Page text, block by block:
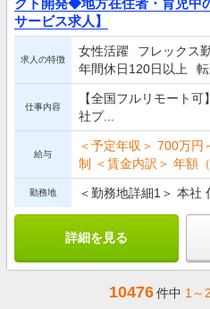
サービス求人】
求人の特徴
女性活躍 フレックス
年間休日120日以上
仕事内容
【全国フルリモート
社プ...
給与
＜予定年収＞ 700万
制 ＜賃金内訳＞ 年額（
勤務地 ＜勤務地詳細1＞ 本社
詳細を見る
10476件中 1～